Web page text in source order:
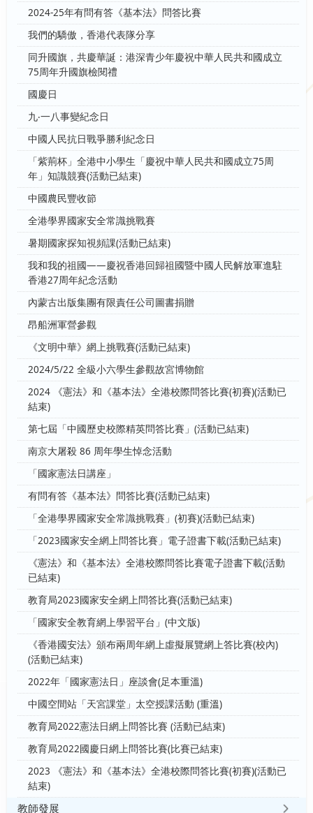
2024-25年有問有答《基本法》問答比賽
我們的驕傲，香港代表隊分享
同升國旗，共慶華誕：港深青少年慶祝中華人民共和國成立
75周年升國旗檢閱禮
國慶日
九‧一八事變紀念日
中國人民抗日戰爭勝利紀念日
「紫荊杯」全港中小學生「慶祝中華人民共和國成立75周
年」知識競賽(活動已結束)
中國農民豐收節
全港學界國家安全常識挑戰賽
暑期國家探知視頻課(活動已結束)
我和我的祖國——慶祝香港回歸祖國暨中國人民解放軍進駐
香港27周年紀念活動
內蒙古出版集團有限責任公司圖書捐贈
昂船洲軍營參觀
《文明中華》網上挑戰賽(活動已結束)
2024/5/22 全級小六學生參觀故宮博物館
2024 《憲法》和《基本法》全港校際問答比賽(初賽)(活動已
結束)
第七屆「中國歷史校際精英問答比賽」(活動已結束)
南京大屠殺 86 周年學生悼念活動
「國家憲法日講座」
有問有答《基本法》問答比賽(活動已結束)
「全港學界國家安全常識挑戰賽」(初賽)(活動已結束)
「2023國家安全網上問答比賽」電子證書下載(活動已結束)
《憲法》和《基本法》全港校際問答比賽電子證書下載(活動
已結束)
教育局2023國家安全網上問答比賽(活動已結束)
「國家安全教育網上學習平台」(中文版)
《香港國安法》頒布兩周年網上虛擬展覽網上答比賽(校內)
(活動已結束)
2022年「國家憲法日」座談會(足本重溫)
中國空間站「天宮課堂」太空授課活動 (重溫)
教育局2022憲法日網上問答比賽 (活動已結束)
教育局2022國慶日網上問答比賽(比賽已結束)
2023 《憲法》和《基本法》全港校際問答比賽(初賽)(活動已
結束)
教師發展